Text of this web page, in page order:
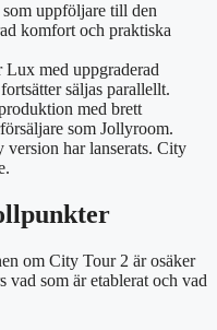
uppföljare till den
komfort och praktiska
med uppgraderad
säljas parallellt.
med brett
som Jollyroom.
har lanserats. City
om City Tour 2 är osäker
som är etablerat och vad